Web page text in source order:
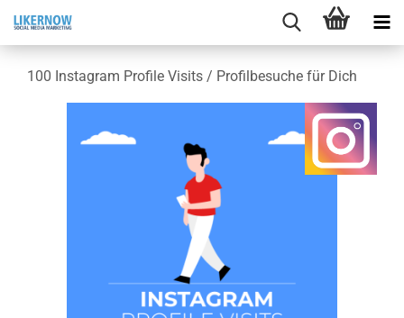
100 In­sta­gram Pro­fi­le Vi­sits / Pro­fil­be­su­che für Dich